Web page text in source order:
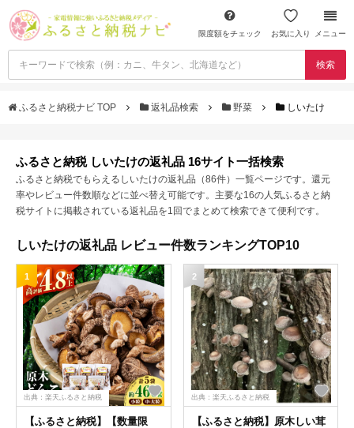
限度額をチェック お気に入り メニュー
検索
ふるさと納税ナビ TOP 返礼品検索 野菜 しいたけ
ふるさと納税 しいたけの返礼品 16サイト一括検索
ふるさと納税でもらえるしいたけの返礼品（86件）一覧ページです。還元
率やレビュー件数順などに並べ替え可能です。主要な16の人気ふるさと納
税サイトに掲載されている返礼品を1回でまとめて検索できて便利です。
しいたけの返礼品 レビュー件数ランキングTOP10
1
出典：楽天ふるさと納税
【ふるさと納税】【数量限
2
出典：楽天ふるさと納税
【ふるさと納税】原木しい茸